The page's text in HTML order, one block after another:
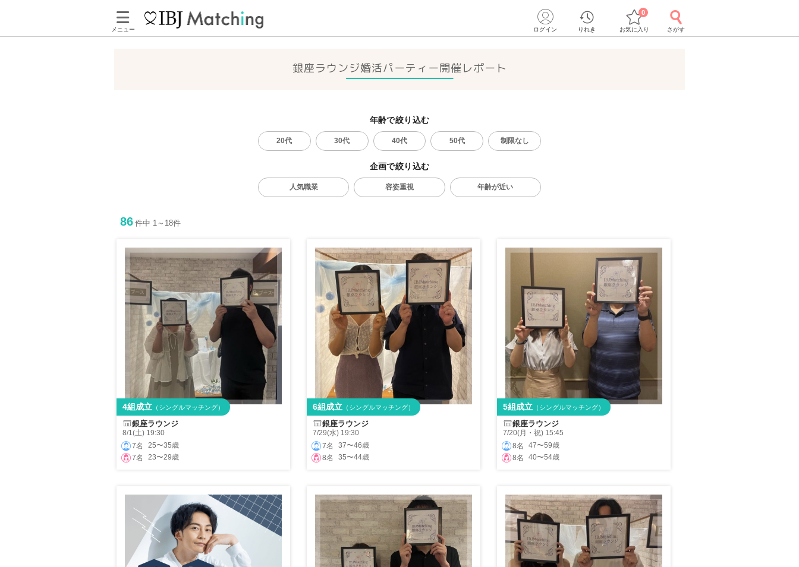
メニュー ログイン りれき お気に入り
0
さがす
銀座ラウンジ婚活パーティー開催レポート
年齢で絞り込む
20代 30代 40代 50代 制限なし
企画で絞り込む
人気職業 容姿重視 年齢が近い
86 件中 1～18件
銀座ラウンジ
8/1(土) 19:30
7名
25〜35歳
7名
23〜29歳
4組成立 （シングルマッチング）
銀座ラウンジ
7/29(水) 19:30
7名
37〜46歳
8名
35〜44歳
6組成立（シングルマッチング）
銀座ラウンジ
7/20(月・祝) 15:45
8名
47〜59歳
8名
40〜54歳
5組成立（シングルマッチング）